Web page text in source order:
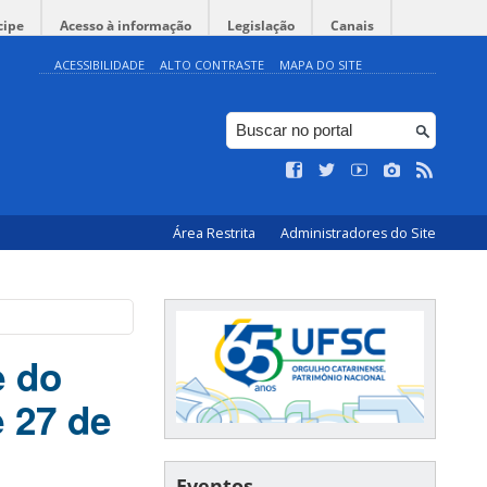
Acesso à informação Legislação Canais
ACESSIBILIDADE ALTO CONTRASTE MAPA DO SITE
Área Restrita Administradores do Site
do
de